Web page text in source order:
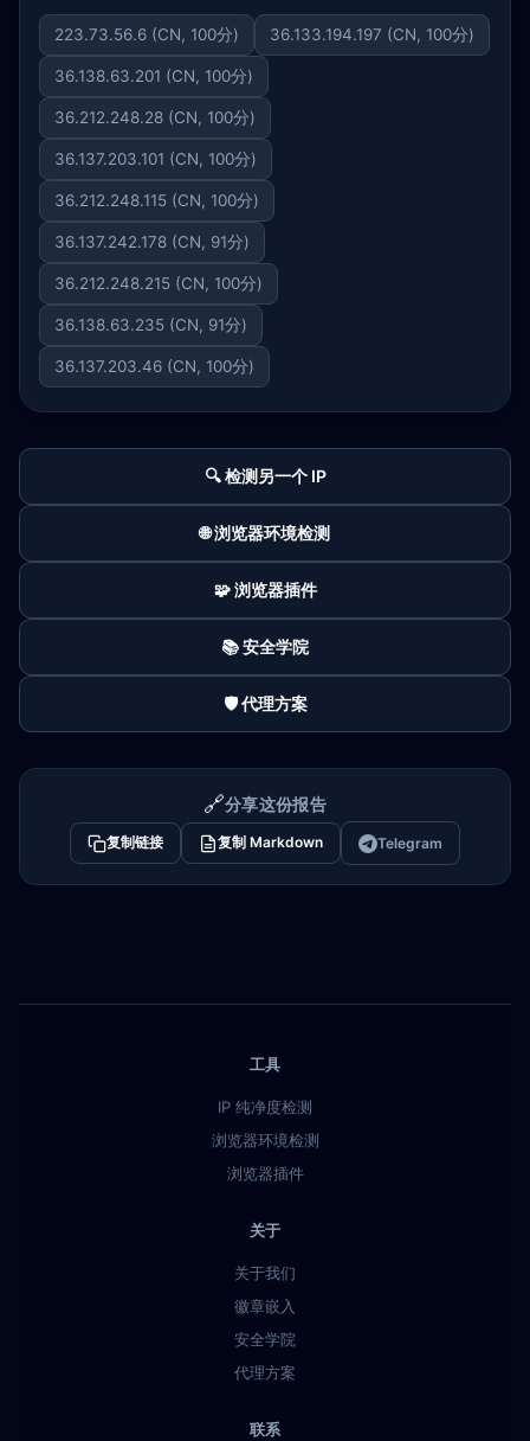
223.73.56.6 (CN, 100分) 36.133.194.197 (CN, 100分)
36.138.63.201 (CN, 100分)
36.212.248.28 (CN, 100分)
36.137.203.101 (CN, 100分)
36.212.248.115 (CN, 100分)
36.137.242.178 (CN, 91分)
36.212.248.215 (CN, 100分)
36.138.63.235 (CN, 91分)
36.137.203.46 (CN, 100分)
🔍 检测另一个 IP
🌐 浏览器环境检测
🧩 浏览器插件
📚 安全学院
🛡️ 代理方案
🔗分享这份报告
复制链接 复制 Markdown Telegram
工具
IP 纯净度检测
浏览器环境检测
浏览器插件
关于
关于我们
徽章嵌入
安全学院
代理方案
联系